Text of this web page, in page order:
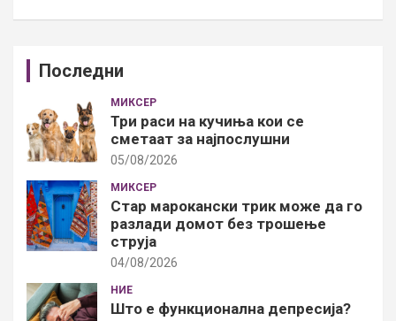
Последни
МИКСЕР
Три раси на кучиња кои се
сметаат за најпослушни
05/08/2026
МИКСЕР
Стар марокански трик може да го
разлади домот без трошење
струја
04/08/2026
НИЕ
Што е функционална депресија?